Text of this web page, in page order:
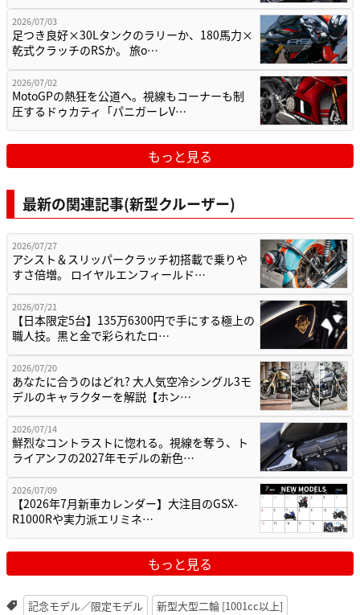
2026/07/03
足つき良好×30Lタンクのラリーか、180馬力×
乾式クラッチのRSか。 旅o…
2026/07/02
MotoGPの熱狂を公道へ。視線もコーナーも制
圧するドゥカティ「パニガーレV…
もっと見る
最新の関連記事(新型クルーザー)
2026/07/27
アシスト＆スリッパークラッチ初搭載で乗りや
すさ倍増。 ロイヤルエンフィールド…
2026/07/21
【日本限定5台】135万6300円で手にする極上の
職人技。黒と金で彩られたロ…
2026/07/20
あなたに合うのはどれ? 大人気空冷シングル3モ
デルのキャラクターを解説【ホン…
2026/07/14
鮮烈なコントラストに惚れる。視線を奪う、ト
ライアンフの2027年モデルの新色…
2026/07/09
【2026年7月新車カレンダー】大注目のGSX-
R1000Rや実力派エリミネ…
もっと見る
記念モデル／限定モデル
新型大型二輪 [1001cc以上]